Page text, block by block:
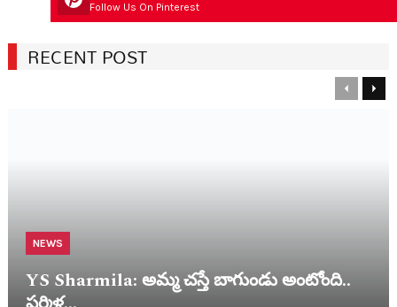
Follow Us On Pinterest
RECENT POST
Previous
NEWS
YS Sharmila: అమ్మ చ‌స్తే బాగుండు అంటోంది..